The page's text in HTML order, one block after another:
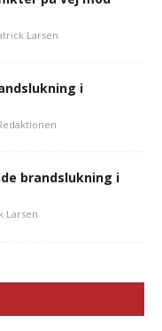
Larsen
i
brandslukning i
Larsen